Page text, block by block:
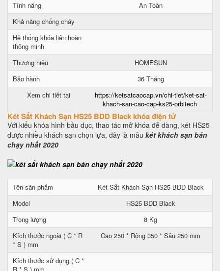
Tính năng
An Toàn
Khả năng chống cháy
Hệ thống khóa liên hoàn
thông minh
Thương hiệu
HOMESUN
Bảo hành
36 Tháng
Xem chi tiết tại
https://ketsatcaocap.vn/chi-tiet/ket-sat-
khach-san-cao-cap-ks25-orbitech
Két Sắt Khách Sạn HS25 BDD Black khóa điện tử
Với kiểu khóa hình bầu dục, thao tác mở khóa đễ dàng, két HS25
được nhiều khách sạn chọn lựa, đây là mẫu két khách sạn bán
chạy nhất 2020
Tên sản phẩm
Két Sắt Khách Sạn HS25 BDD Black
Model
HS25 BDD Black
Trọng lượng
8 Kg
Kích thước ngoài ( C * R
* S ) mm
Cao 250 * Rộng 350 * Sâu 250 mm
Kích thước sử dụng ( C *